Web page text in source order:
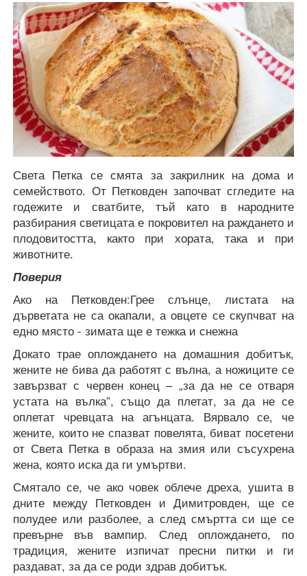
Света Петка се смята за закрилник на дома и
семейството. От Петковден започват сгледите на
годежите и сватбите, тъй като в народните
разбирания светицата е покровител на раждането и
плодовитостта, както при хората, така и при
животните.
Поверия
Ако на Петковден:Грее слънце, листата на
дърветата не са окапали, а овцете се скупчват на
едно място - зимата ще е тежка и снежна
Докато трае оплождането на домашния добитък,
жените не бива да работят с вълна, а ножиците се
завързват с червен конец – „за да не се отваря
устата на вълка”, също да плетат, за да не се
оплетат чревцата на агънцата. Вярвало се, че
жените, които не спазват повелята, биват посетени
от Света Петка в образа на змия или съсухрена
жена, която иска да ги умъртви.
Смятало се, че ако човек облече дреха, ушита в
дните между Петковден и Димитровден, ще се
полудее или разболее, а след смъртта си ще се
превърне във вампир. След оплождането, по
традиция, жените изпичат пресни питки и ги
раздават, за да се роди здрав добитък.